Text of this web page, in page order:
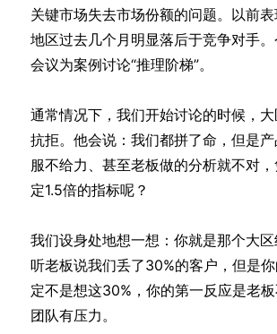
关键市场失去市场份额的问题。以前
地区过去几个月明显落后于竞争对手
会议为案例讨论“推理阶梯”。
通常情况下，我们开始讨论的时候，
抗拒。他会说：我们都拼了命，但是
服不给力、甚至老板做的分析就不对
定1.5倍的指标呢？
我们设身处地想一想：你就是那个大
听老板说我们丢了30%的客户，但是
定不是想这30%，你的第一反应是老
团队有压力。